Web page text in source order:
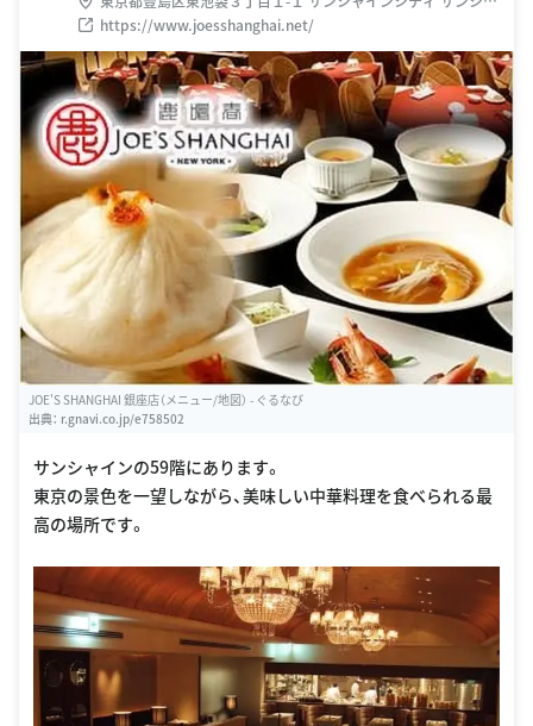
イン60ビル 59F
https://www.joesshanghai.net/
JOE'S SHANGHAI 銀座店（メニュー/地図） - ぐるなび
出典： r.gnavi.co.jp/e758502
サンシャインの59階にあります。
東京の景色を一望しながら、美味しい中華料理を食べられる最
高の場所です。